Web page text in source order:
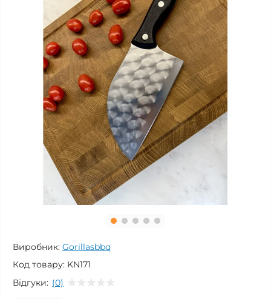
Виробник: Gorillasbbq
Код товару: KN171
Відгуки: (0)